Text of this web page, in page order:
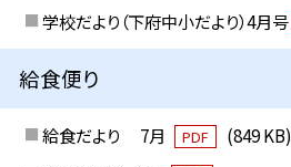
学校だより（下府中小だより）4月号
給食便り
給食だより 7月 PDF
(849 KB)